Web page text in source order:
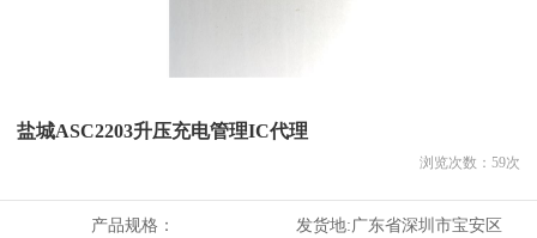
盐城ASC2203升压充电管理IC代理
浏览次数： 59次
产品规格： 发货地:广东省深圳市宝安区